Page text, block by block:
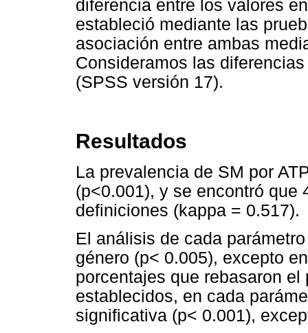
diferencia entre los valores
estableció mediante las
asociación entre ambas
Consideramos las
(SPSS versión 17).
Resultados
La prevalencia de SM por
(p<0.001), y se encontró que
definiciones (kappa = 0.517).
El análisis de cada
género (p< 0.005), excepto
porcentajes que rebasaron
establecidos, en cada
significativa (p< 0.001),